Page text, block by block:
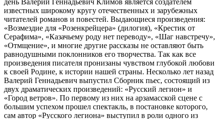
известных широкому кругу отечественных и зарубежных
читателей романов и повестей. Выдающиеся произведения:
«Возмездие для «Розенкрейцера» (дилогия), «Крестик от
Серафима», «Казачьему роду нет переводу», «Шаг навстречу»,
«Отмщение», и многие другие рассказы не оставляют быть
равнодушными поклонников его творчества. Так как все
произведения писателя пронизаны чувством глубокой любови
к своей Родине, к истории нашей страны. Несколько лет назад
Валерий Геннадьевич выпустил Сборник пьес, состоящий из
двух драматических произведений: «Русский легион» и
«Город ветров». По первому из них на арзамасской сцене с
большим успехом прошел спектакль, в постановке которого,
сам автор «Русского легиона» выступил в роли одного из